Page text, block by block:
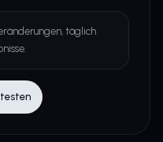
täglich
testen